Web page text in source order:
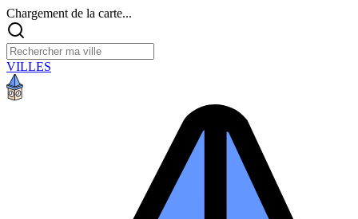
Chargement de la carte...
VILLES